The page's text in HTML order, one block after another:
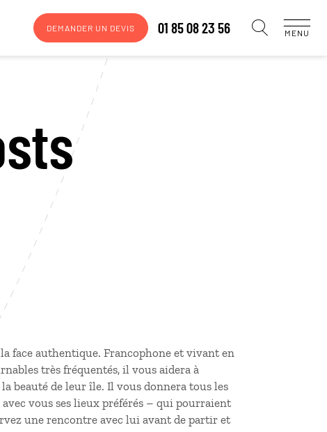
DEMANDER UN DEVIS 01 85 08 23 56 MENU
face authentique. Francophone et vivant en
très fréquentés, il vous aidera à
beauté de leur île. Il vous donnera tous les
avec vous ses lieux préférés – qui pourraient
une rencontre avec lui avant de partir et